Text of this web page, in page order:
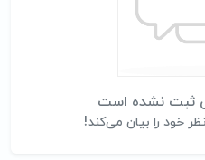
ثبت نشده است
خود را بیان می‌کند!